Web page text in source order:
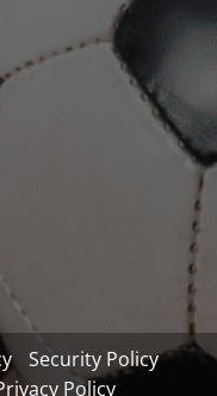
Security Policy
Policy